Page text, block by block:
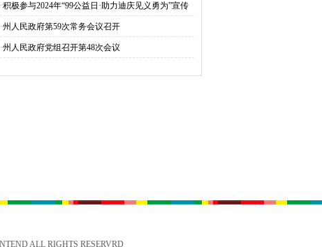
·积极参与2024年“99公益日·助力迪庆见义勇为”宣传
募捐活动倡议书
·州人民政府第59次常务会议召开
·州人民政府党组召开第48次会议